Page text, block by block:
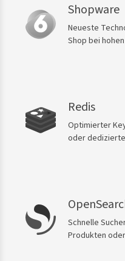
Shopware
Neueste
Shop bei
Redis
Optimierter
oder
Schnelle
Produkten